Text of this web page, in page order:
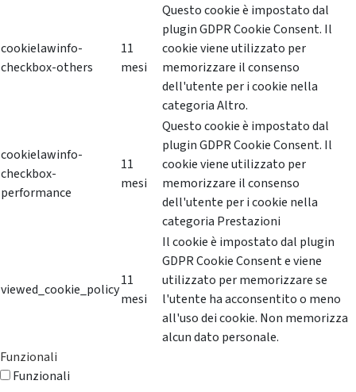
cookielawinfo-
checkbox-others
11
mesi
Questo cookie è impostato dal
plugin GDPR Cookie Consent. Il
cookie viene utilizzato per
memorizzare il consenso
dell'utente per i cookie nella
categoria Altro.
cookielawinfo-
checkbox-
performance
11
mesi
Questo cookie è impostato dal
plugin GDPR Cookie Consent. Il
cookie viene utilizzato per
memorizzare il consenso
dell'utente per i cookie nella
categoria Prestazioni
viewed_cookie_policy
11
mesi
Il cookie è impostato dal plugin
GDPR Cookie Consent e viene
utilizzato per memorizzare se
l'utente ha acconsentito o meno
all'uso dei cookie. Non memorizza
alcun dato personale.
Funzionali
Funzionali